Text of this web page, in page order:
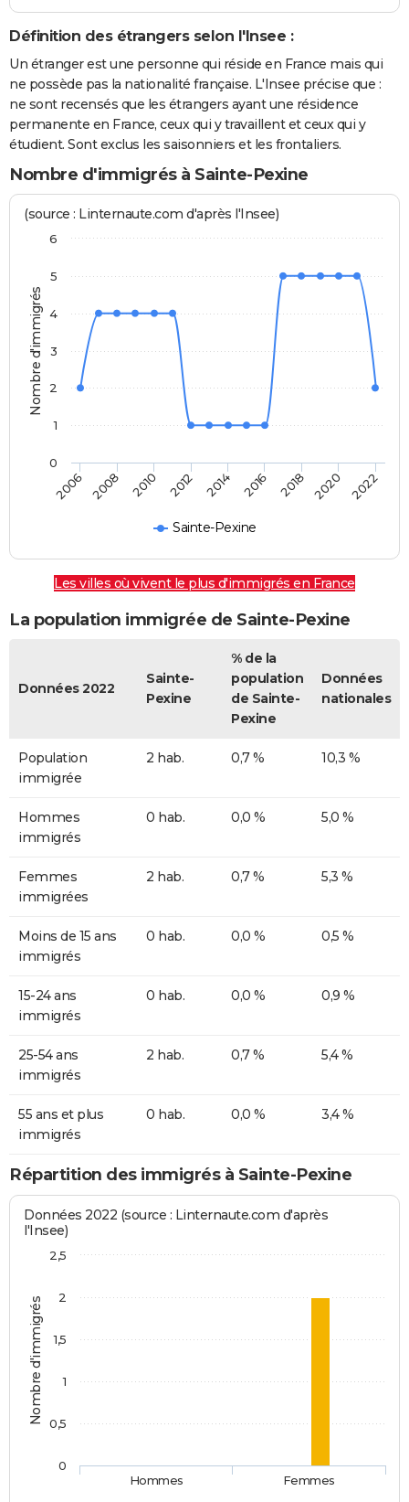
Définition des étrangers selon l'Insee :
Un étranger est une personne qui réside en France mais qui
ne possède pas la nationalité française. L'Insee précise que :
ne sont recensés que les étrangers ayant une résidence
permanente en France, ceux qui y travaillent et ceux qui y
étudient. Sont exclus les saisonniers et les frontaliers.
Nombre d'immigrés à Sainte-Pexine
Nombre d'immigrés
(source : Linternaute.com d'après l'Insee)
Sainte-Pexine
2006 2008 2010 2012 2014 2016 2018 2020 2022
0
1
2
3
4
5
6
Les villes où vivent le plus d'immigrés en France
La population immigrée de Sainte-Pexine
Données 2022
Sainte-
Pexine
% de la
population
de Sainte-
Pexine
Données
nationales
Population
immigrée
2 hab. 0,7 % 10,3 %
Hommes
immigrés
0 hab. 0,0 % 5,0 %
Femmes
immigrées
2 hab. 0,7 % 5,3 %
Moins de 15 ans
immigrés
0 hab. 0,0 % 0,5 %
15-24 ans
immigrés
0 hab. 0,0 % 0,9 %
25-54 ans
immigrés
2 hab. 0,7 % 5,4 %
55 ans et plus
immigrés
0 hab. 0,0 % 3,4 %
Répartition des immigrés à Sainte-Pexine
Nombre d'immigrés
Données 2022 (source : Linternaute.com d'après
l'Insee)
Hommes Femmes
0
0,5
1
1,5
2
2,5